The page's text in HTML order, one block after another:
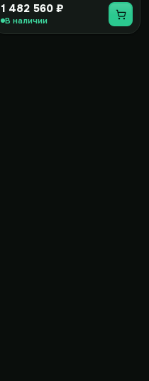
1 482 560 ₽
В наличии